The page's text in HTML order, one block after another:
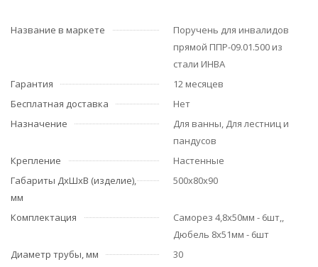
Название в маркете
Поручень для инвалидов
прямой ППР-09.01.500 из
стали ИНВА
Гарантия
12 месяцев
Бесплатная доставка
Нет
Назначение
Для ванны, Для лестниц и
пандусов
Крепление
Настенные
Габариты ДхШхВ (изделие),
мм
500х80х90
Комплектация
Саморез 4,8х50мм - 6шт,,
Дюбель 8х51мм - 6шт
Диаметр трубы, мм
30